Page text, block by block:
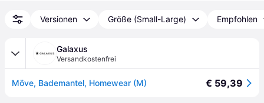
Versionen Größe (Small-Large) Empfohlen
Galaxus
Versandkostenfrei
Möve, Bademantel, Homewear (M) € 59,39